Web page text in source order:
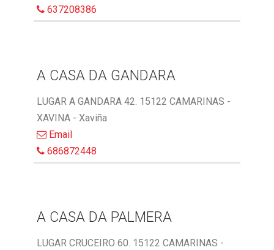
637208386
A CASA DA GANDARA
LUGAR A GANDARA 42. 15122 CAMARINAS -
XAVINA - Xaviña
Email
686872448
A CASA DA PALMERA
LUGAR CRUCEIRO 60. 15122 CAMARINAS -